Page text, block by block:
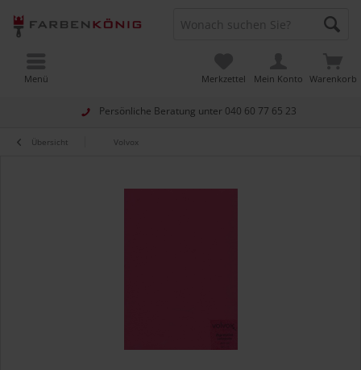
Persönliche Beratung unter 040 60 77 65 23
Warenkorb
Merkzettel Mein Konto
Menü
Übersicht Volvox